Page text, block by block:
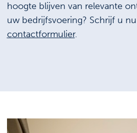
hoogte blijven van relevante
uw bedrijfsvoering? Schrijf u
contactformulier.